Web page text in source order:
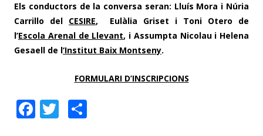
Els conductors de la conversa seran: Lluís Mora i Núria
Carrillo del CESIRE, Eulàlia Griset i Toni Otero de
l’Escola Arenal de Llevant, i Assumpta Nicolaui Helena
Gesaell de l‘Institut Baix Montseny.
FORMULARI D’INSCRIPCIONS
F T